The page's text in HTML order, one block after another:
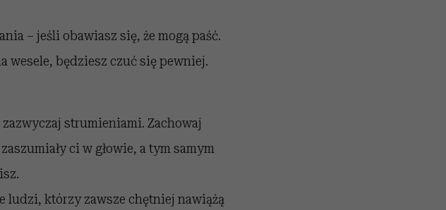
– jeśli obawiasz się, że mogą paść.
wesele, będziesz czuć się pewniej.
strumieniami. Zachowaj
ci w głowie, a tym samym
ludzi, którzy zawsze chętniej nawiążą